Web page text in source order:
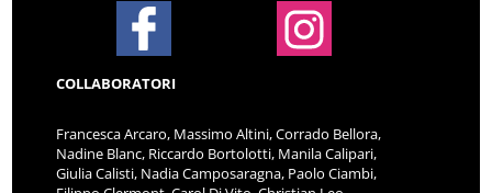
COLLABORATORI
Francesca Arcaro, Massimo Altini, Corrado Bellora,
Nadine Blanc, Riccardo Bortolotti, Manila Calipari,
Giulia Calisti, Nadia Camposaragna, Paolo Ciambi,